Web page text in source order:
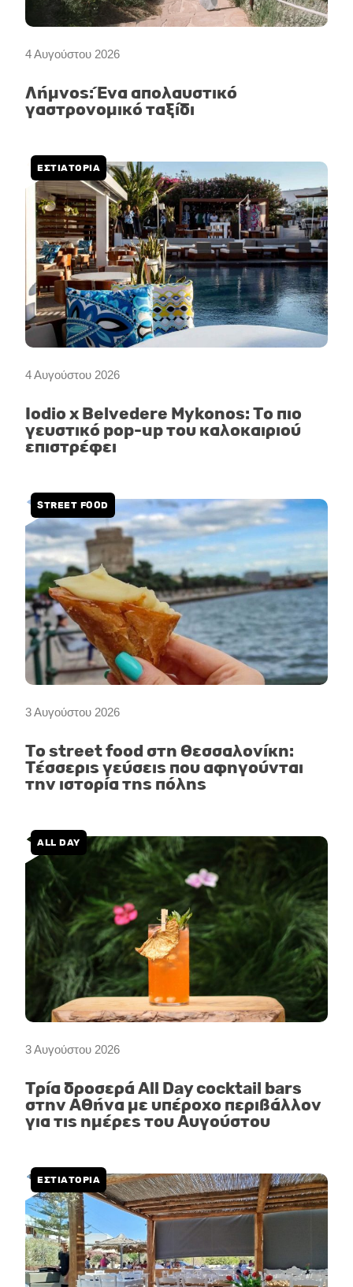
4 Αυγούστου 2026
Λήμνος: Ένα απολαυστικό
γαστρονομικό ταξίδι
4 Αυγούστου 2026
ΕΣΤΙΑΤΟΡΙΑ
Iodio x Belvedere Mykonos: Το πιο
γευστικό pop-up του καλοκαιριού
επιστρέφει
3 Αυγούστου 2026
STREET FOOD
Το street food στη Θεσσαλονίκη:
Τέσσερις γεύσεις που αφηγούνται
την ιστορία της πόλης
3 Αυγούστου 2026
ALL DAY
Τρία δροσερά All Day cocktail bars
στην Αθήνα με υπέροχο περιβάλλον
για τις ημέρες του Αυγούστου
ΕΣΤΙΑΤΟΡΙΑ